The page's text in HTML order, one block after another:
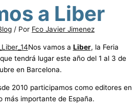
a Liber
/ Por Fco Javier Jimenez
Nos vamos a Liber, la Feria
tendrá lugar este año del 1 al 3 de
en Barcelona.
2010 participamos como editores en
más importante de España.